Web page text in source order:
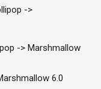
->
-> Marshmallow
6.0